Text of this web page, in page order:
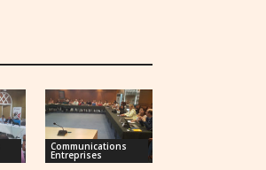
Communications
Entreprises